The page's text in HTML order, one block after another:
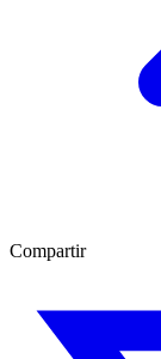
Compartir